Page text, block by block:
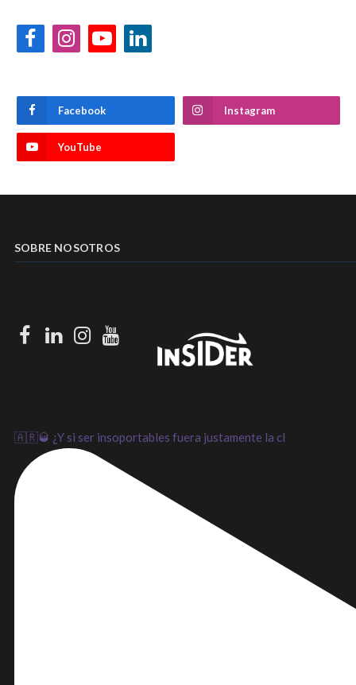
FacebookInstagramYouTubeLinkedIn
Facebook Instagram
YouTube
SOBRE NOSOTROS
Facebook
LinkedInInstagram
Youtube
🇦🇷🥃 ¿Y si ser insoportables fuera justamente la cl